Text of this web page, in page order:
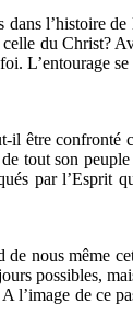
l’histoire
du Christ?
être
tout son
par
nous même
possibles,
l’image de